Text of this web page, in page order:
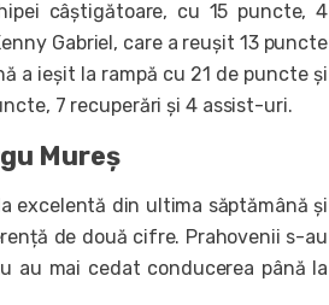
câștigătoare, cu 15 puncte, 4
Gabriel, care a reușit 13 puncte
a ieșit la rampă cu 21 de puncte și
7 recuperări și 4 assist-uri.
Mureș
excelentă din ultima săptămână și
de două cifre. Prahovenii s-au
au mai cedat conducerea până la